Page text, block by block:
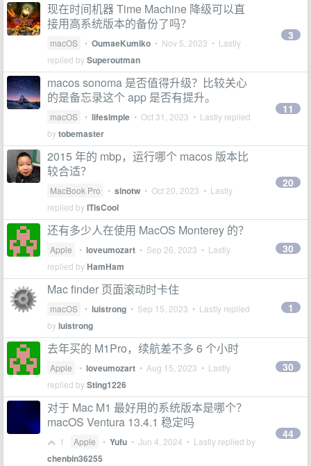
现在时间机器 Time Machine 降级可以直
接用高系统版本的备份了吗？
macOS • OumaeKumiko • Nov 5, 2023 • Lastly
replied bySuperoutman
3
macos sonoma 是否值得升级？比较关心
的是备忘录这个 app 是否有提升。
macOS • lifesimple • Oct 31, 2023 • Lastly replied
bytobemaster
11
2015 年的 mbp，运行哪个 macos 版本比
较合适？
MacBook Pro • sinotw • Oct 20, 2023 • Lastly
replied byITisCool
20
还有多少人在使用 MacOS Monterey 的？
Apple • loveumozart • Sep 26, 2023 • Lastly
replied byHamHam
30
Mac finder 页面滚动时卡住
macOS • luistrong • Sep 15, 2023 • Lastly replied
byluistrong
1
去年买的 M1Pro，续航差不多 6 个小时
Apple • loveumozart • Aug 15, 2023 • Lastly
replied bySting1226
30
对于 Mac M1 最好用的系统版本是哪个？
macOS Ventura 13.4.1 稳定吗
1 Apple • Yufu • Jun 4, 2024 • Lastly replied by
chenbin36255
44